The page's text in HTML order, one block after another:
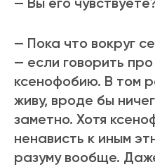
— Пока что вокруг
— если говорить
ксенофобию. В том
живу, вроде бы
заметно. Хотя
ненависть к иным
разуму вообще.